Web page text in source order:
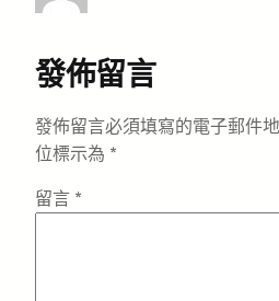
發佈留言
發佈留言必須填寫的電子郵件
位標示為 *
留言 *